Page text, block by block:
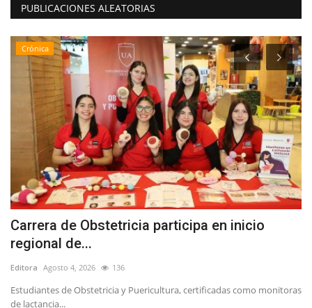
PUBLICACIONES ALEATORIAS
Crónica
Carrera de Obstetricia participa en inicio
regional de...
Editora Agosto 4, 2026 136
Estudiantes de Obstetricia y Puericultura, certificadas como monitoras
de lactancia...